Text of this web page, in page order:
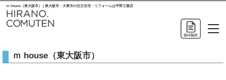
ｍ house（東大阪市） | 東大阪市・大東市の注文住宅・リフォームは平野工務店
ｍ house（東大阪市）